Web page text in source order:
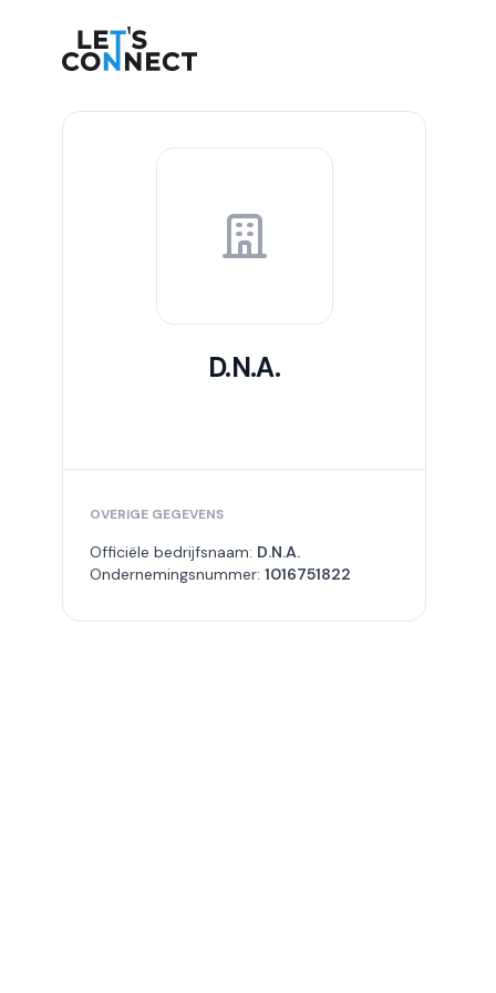
Let's Connect
D.N.A.
OVERIGE GEGEVENS
Officiële bedrijfsnaam: D.N.A.
Ondernemingsnummer: 1016751822